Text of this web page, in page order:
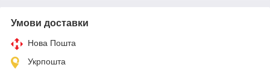
Умови доставки
Нова Пошта
Укрпошта